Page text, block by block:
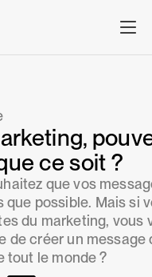
ce soit ?
que vos
possible. Mais si
du marketing, vous
de créer un message
tout le monde ?